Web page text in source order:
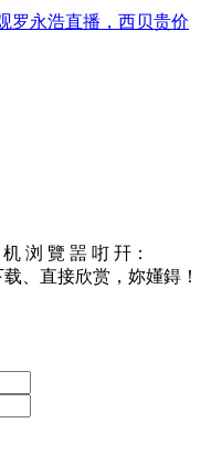
罗永浩直播，西贝贵价
浏 覽 噐 咑 幵：
、直接欣赏，妳嬞鍀！